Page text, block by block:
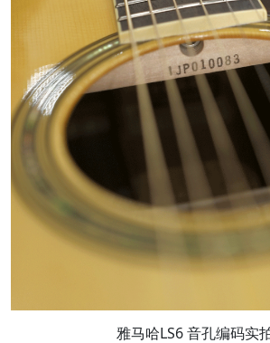
雅马哈LS6 音孔编码实